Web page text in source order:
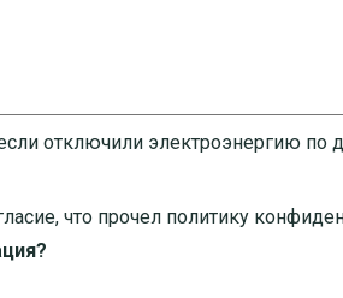
если отключили электроэнергию по
что прочел политику